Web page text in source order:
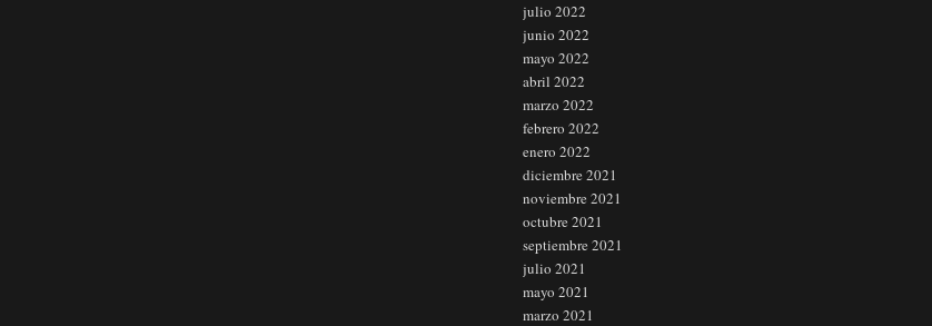
julio 2022
junio 2022
mayo 2022
abril 2022
marzo 2022
febrero 2022
enero 2022
diciembre 2021
noviembre 2021
octubre 2021
septiembre 2021
julio 2021
mayo 2021
marzo 2021